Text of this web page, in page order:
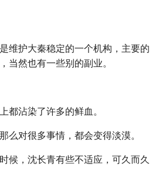
维护大秦稳定的一个机构，主要的
当然也有一些别的副业。
都沾染了许多的鲜血。
么对很多事情，都会变得淡漠。
候，沈长青有些不适应，可久而久